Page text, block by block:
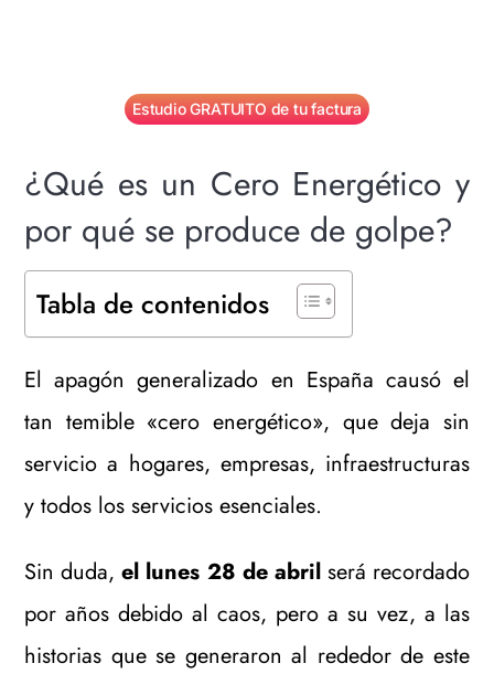
Estudio GRATUITO de tu factura
¿Qué es un Cero Energético y
por qué se produce de golpe?
Tabla de contenidos
El apagón generalizado en España causó el
tan temible «cero energético», que deja sin
servicio a hogares, empresas, infraestructuras
y todos los servicios esenciales.
Sin duda,el lunes 28 de abril será recordado
por años debido al caos, pero a su vez, a las
historias que se generaron al rededor de este